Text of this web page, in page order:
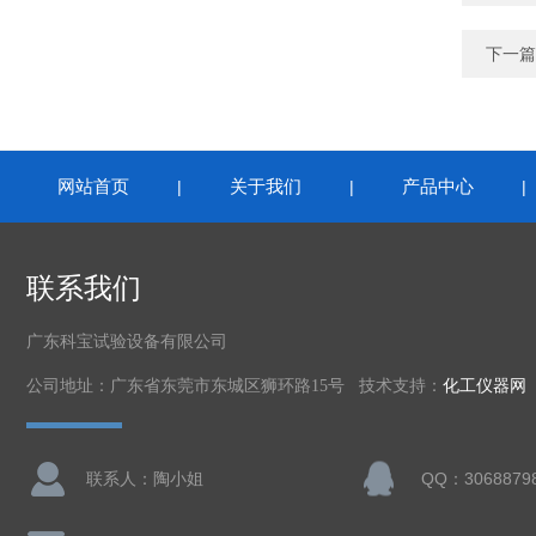
下一
网站首页 | 关于我们 | 产品中心
联系我们
广东科宝试验设备有限公司
公司地址：广东省东莞市东城区狮环路15号 技术支持： 化工仪器网
联系人：陶小姐 QQ：